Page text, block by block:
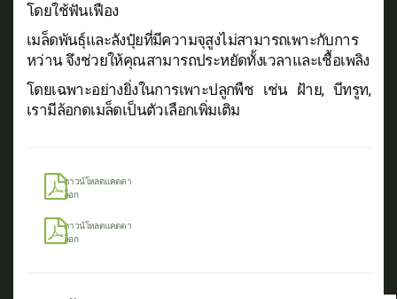
โดยใช้ฟันเฟือง
เมล็ดพันธุ์และลังปุ๋ยที่มีความจุสูงไม่สามารถเพาะกับการ
หว่าน จึงช่วยให้คุณสามารถประหยัดทั้งเวลาและเชื้อเพลิง
โดยเฉพาะอย่างยิ่งในการเพาะปลูกพืช เช่น ฝ้าย, บีทรูท,
เรามีล้อกดเมล็ดเป็นตัวเลือกเพิ่มเติม
ดาวน์โหลดแคตตา
ล็อก
ดาวน์โหลดแคตตา
ล็อก